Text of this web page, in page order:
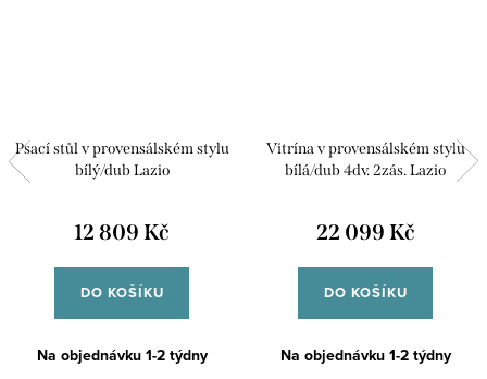
Psací stůl v provensálském stylu
bílý/dub Lazio
12 809 Kč
DO KOŠÍKU
Na objednávku 1-2 týdny
Vitrína v provensálském stylu
bílá/dub 4dv. 2zás. Lazio
22 099 Kč
DO KOŠÍKU
Na objednávku 1-2 týdny